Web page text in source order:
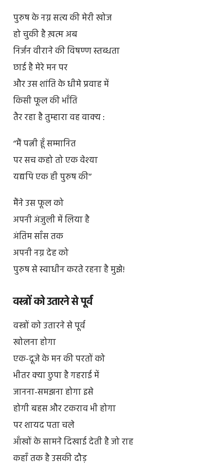
पुरुष के नग्न सत्य की मेरी खोज
हो चुकी है ख़त्म अब
निर्जन वीराने की विषण्ण स्तब्धता
छाई है मेरे मन पर
और उस शांति के धीमे प्रवाह में
किसी फूल की भाँति
तैर रहा है तुम्हारा वह वाक्य :
‘‘मैं पत्नी हूँ सम्मानित
पर सच कहो तो एक वेश्या
यद्यपि एक ही पुरुष की’’
मैंने उस फूल को
अपनी अंजुली में लिया है
अंतिम साँस तक
अपनी नग्न देह को
पुरुष से स्वाधीन करते रहना है मुझे!
वस्त्रों को उतारने से पूर्व
वस्त्रों को उतारने से पूर्व
खोलना होगा
एक-दूजे के मन की परतों को
भीतर क्या छुपा है गहराई में
जानना-समझना होगा इसे
होगी बहस और टकराव भी होगा
पर शायद पता चले
आँखों के सामने दिखाई देती है जो राह
कहाँ तक है उसकी दौड़